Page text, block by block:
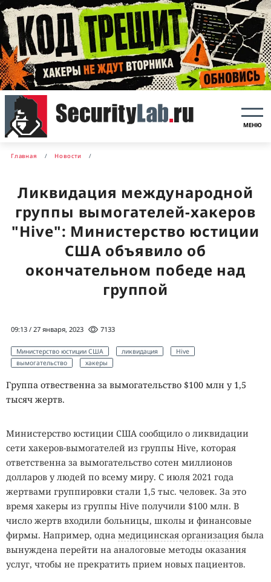
МЕНЮ
Главная Новости
Ликвидация международной
группы вымогателей-хакеров
"Hive": Министерство юстиции
США объявило об
окончательном победе над
группой
09:13 / 27 января, 2023 7133
Министерство юстиции США ликвидация
Hive
вымогательство
хакеры
Группа отвественна за вымогательство $100 млн у 1,5
тысяч жертв.
Министерство юстиции США сообщило о ликвидации
сети хакеров-вымогателей из группы Hive, которая
ответственна за вымогательство сотен миллионов
долларов у людей по всему миру. С июля 2021 года
жертвами группировки стали 1,5 тыс. человек. За это
время хакеры из группы Hive получили $100 млн. В
число жертв входили больницы, школы и финансовые
фирмы. Например, одна медицинская организация была
вынуждена перейти на аналоговые методы оказания
услуг, чтобы не прекратить прием новых пациентов.